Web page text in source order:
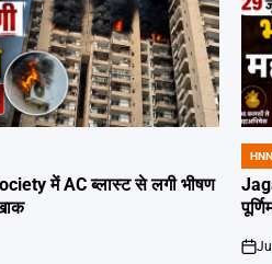
में AC ब्लास्ट से लगी भीषण
IN
on